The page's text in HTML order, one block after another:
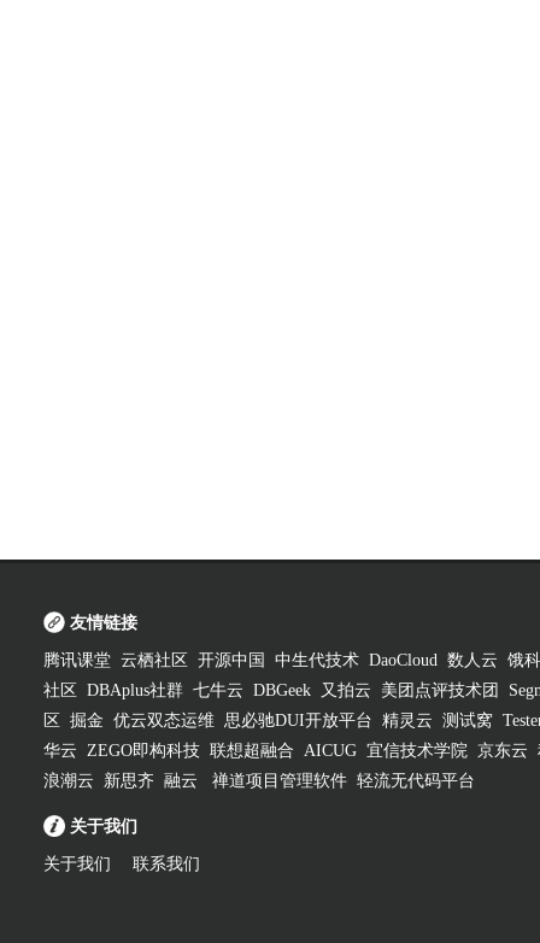
友情链接
腾讯课堂 云栖社区 开源中国 中生代技术 DaoCloud 数人云 饿
社区
DBAplus社群 七牛云 DBGeek 又拍云 美团点评技术团
区
掘金 优云双态运维 思必驰DUI开放平台 精灵云 测试窝
华云 ZEGO即构科技 联想超融合 AICUG 宜信技术学院 京东云
浪潮云
新思齐 融云 禅道项目管理软件 轻流无代码平台
关于我们
关于我们 联系我们